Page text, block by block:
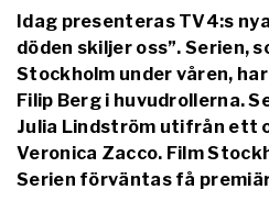
Idag presenteras TV4:s
döden skiljer oss”. Serien,
Stockholm under våren,
Filip Berg i huvudrollerna.
Julia Lindström utifrån ett
Veronica Zacco. Film
Serien förväntas få